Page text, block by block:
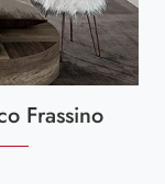
Frassino